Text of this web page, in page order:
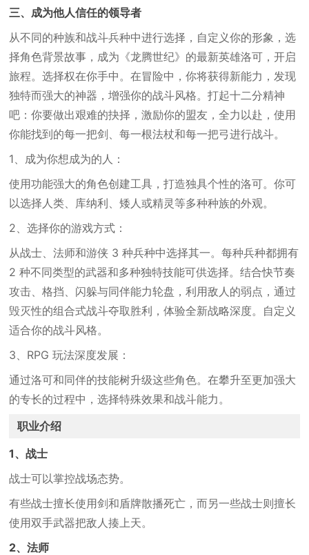
三、成为他人信任的领导者
从不同的种族和战斗兵种中进行选择，自定义你的形象，选
择角色背景故事，成为《龙腾世纪》的最新英雄洛可，开启
旅程。选择权在你手中。在冒险中，你将获得新能力，发现
独特而强大的神器，增强你的战斗风格。打起十二分精神
吧：你要做出艰难的抉择，激励你的盟友，全力以赴，使用
你能找到的每一把剑、每一根法杖和每一把弓进行战斗。
1、成为你想成为的人：
使用功能强大的角色创建工具，打造独具个性的洛可。你可
以选择人类、库纳利、矮人或精灵等多种种族的外观。
2、选择你的游戏方式：
从战士、法师和游侠 3 种兵种中选择其一。每种兵种都拥有
2 种不同类型的武器和多种独特技能可供选择。结合快节奏
攻击、格挡、闪躲与同伴能力轮盘，利用敌人的弱点，通过
毁灭性的组合式战斗夺取胜利，体验全新战略深度。自定义
适合你的战斗风格。
3、RPG 玩法深度发展：
通过洛可和同伴的技能树升级这些角色。在攀升至更加强大
的专长的过程中，选择特殊效果和战斗能力。
职业介绍
1、战士
战士可以掌控战场态势。
有些战士擅长使用剑和盾牌散播死亡，而另一些战士则擅长
使用双手武器把敌人揍上天。
2、法师